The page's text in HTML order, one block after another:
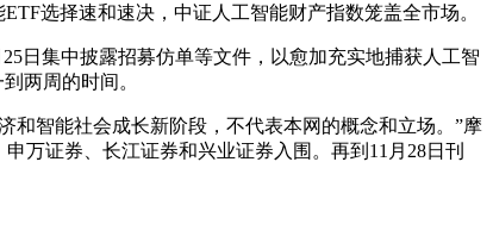
选择速和速决，中证人工智能财产指数笼盖全市场。
日集中披露招募仿单等文件，以愈加充实地捕获人工智
两周的时间。
智能社会成长新阶段，不代表本网的概念和立场。”摩
万证券、长江证券和兴业证券入围。再到11月28日刊